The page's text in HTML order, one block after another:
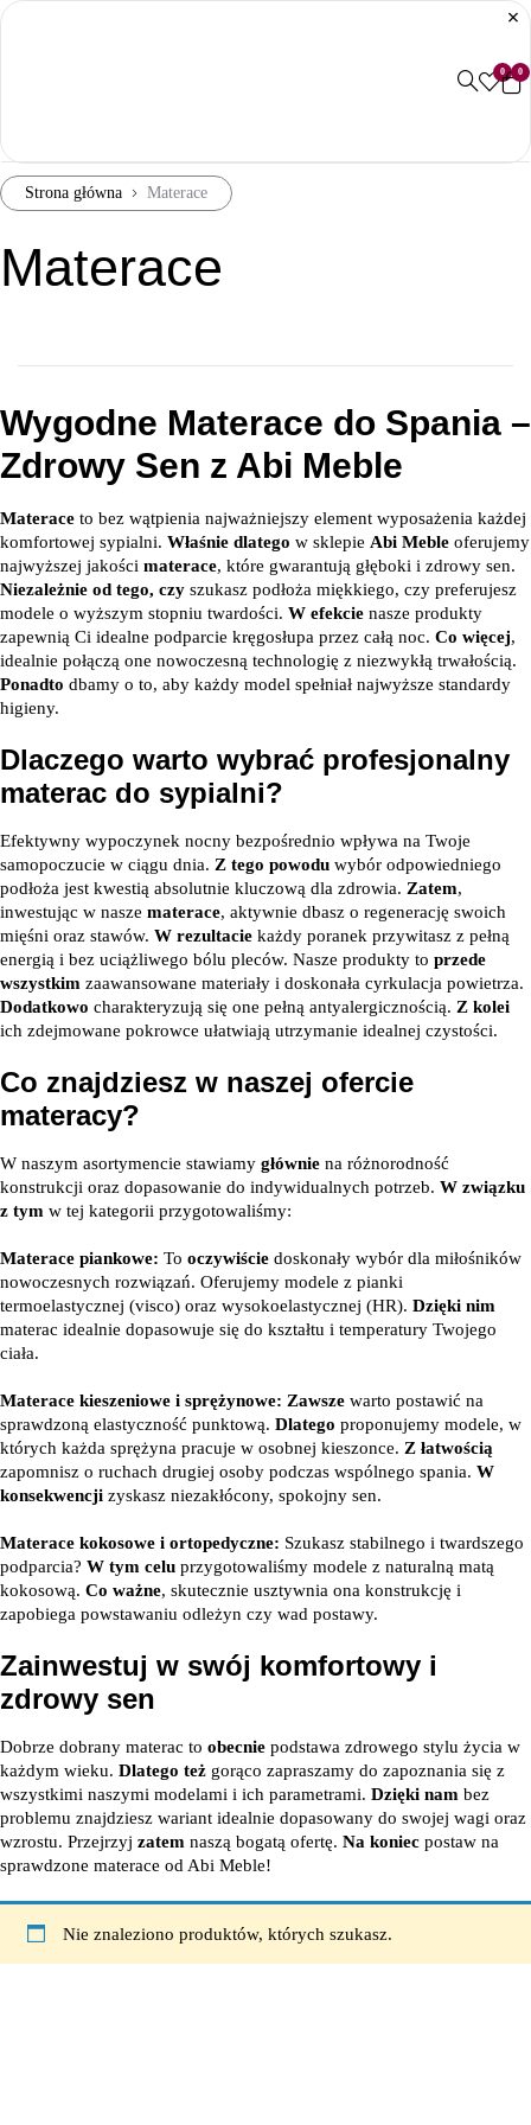
0 0
Strona główna Materace
Materace
Wygodne Materace do Spania –
Zdrowy Sen z Abi Meble
Materace to bez wątpienia najważniejszy element wyposażenia każdej
komfortowej sypialni. Właśnie dlatego w sklepie Abi Meble oferujemy
najwyższej jakości materace, które gwarantują głęboki i zdrowy sen.
Niezależnie od tego, czy szukasz podłoża miękkiego, czy preferujesz
modele o wyższym stopniu twardości. W efekcie nasze produkty
zapewnią Ci idealne podparcie kręgosłupa przez całą noc. Co więcej,
idealnie połączą one nowoczesną technologię z niezwykłą trwałością.
Ponadto dbamy o to, aby każdy model spełniał najwyższe standardy
higieny.
Dlaczego warto wybrać profesjonalny
materac do sypialni?
Efektywny wypoczynek nocny bezpośrednio wpływa na Twoje
samopoczucie w ciągu dnia. Z tego powodu wybór odpowiedniego
podłoża jest kwestią absolutnie kluczową dla zdrowia. Zatem,
inwestując w nasze materace, aktywnie dbasz o regenerację swoich
mięśni oraz stawów. W rezultacie każdy poranek przywitasz z pełną
energią i bez uciążliwego bólu pleców. Nasze produkty to przede
wszystkim zaawansowane materiały i doskonała cyrkulacja powietrza.
Dodatkowo charakteryzują się one pełną antyalergicznością. Z kolei
ich zdejmowane pokrowce ułatwiają utrzymanie idealnej czystości.
Co znajdziesz w naszej ofercie
materacy?
W naszym asortymencie stawiamy głównie na różnorodność
konstrukcji oraz dopasowanie do indywidualnych potrzeb. W związku
z tym w tej kategorii przygotowaliśmy:
Materace piankowe: To oczywiście doskonały wybór dla miłośników
nowoczesnych rozwiązań. Oferujemy modele z pianki
termoelastycznej (visco) oraz wysokoelastycznej (HR). Dzięki nim
materac idealnie dopasowuje się do kształtu i temperatury Twojego
ciała.
Materace kieszeniowe i sprężynowe: Zawsze warto postawić na
sprawdzoną elastyczność punktową. Dlatego proponujemy modele, w
których każda sprężyna pracuje w osobnej kieszonce. Z łatwością
zapomnisz o ruchach drugiej osoby podczas wspólnego spania. W
konsekwencji zyskasz niezakłócony, spokojny sen.
Materace kokosowe i ortopedyczne: Szukasz stabilnego i twardszego
podparcia? W tym celu przygotowaliśmy modele z naturalną matą
kokosową. Co ważne, skutecznie usztywnia ona konstrukcję i
zapobiega powstawaniu odleżyn czy wad postawy.
Zainwestuj w swój komfortowy i
zdrowy sen
Dobrze dobrany materac to obecnie podstawa zdrowego stylu życia w
każdym wieku. Dlatego też gorąco zapraszamy do zapoznania się z
wszystkimi naszymi modelami i ich parametrami. Dzięki nam bez
problemu znajdziesz wariant idealnie dopasowany do swojej wagi oraz
wzrostu. Przejrzyj zatem naszą bogatą ofertę. Na koniec postaw na
sprawdzone materace od Abi Meble!
Nie znaleziono produktów, których szukasz.